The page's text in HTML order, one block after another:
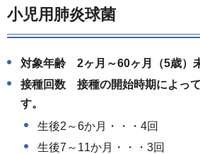
小児用肺炎球菌
対象年齢 2ヶ月～60ヶ月（5歳）
接種回数 接種の開始時期によっ
す。
生後2～6か月・・・4回
生後7～11か月・・・3回